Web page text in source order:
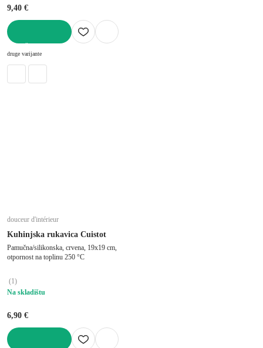
9,40 €
druge varijante
douceur d'intérieur
Kuhinjska rukavica Cuistot
Pamučna/silikonska, crvena, 19x19 cm,
otpornost na toplinu 250 °C
(1)
Na skladištu
6,90 €